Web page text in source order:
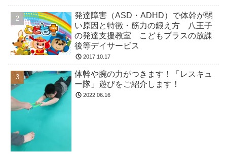
発達障害（ASD・ADHD）で体幹が弱
い原因と特徴・筋力の鍛え方 八王子
の発達支援教室 こどもプラスの放課
後等デイサービス
2017.10.17
体幹や腕の力がつきます！「レスキュ
ー隊」遊びをご紹介します！
2022.06.16